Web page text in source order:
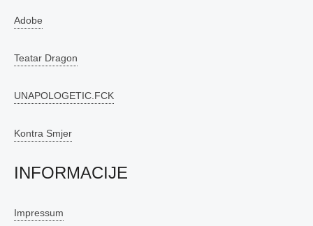
Adobe
Teatar Dragon
UNAPOLOGETIC.FCK
Kontra Smjer
INFORMACIJE
Impressum